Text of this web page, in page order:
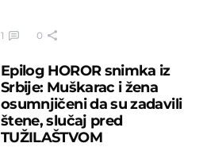
1 0
Epilog HOROR snimka iz
Srbije: Muškarac i žena
osumnjičeni da su zadavili
štene, slučaj pred
TUŽILAŠTVOM